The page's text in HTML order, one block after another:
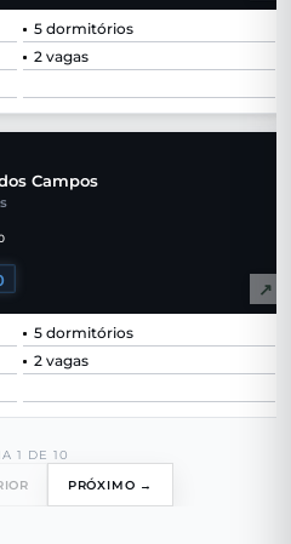
5 dormitórios
2 vagas
Campos
↗
5 dormitórios
2 vagas
1 DE 10
PRÓXIMO →